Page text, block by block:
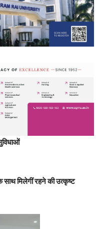
साथ मिलेगीं रहने की उत्कृष्ट